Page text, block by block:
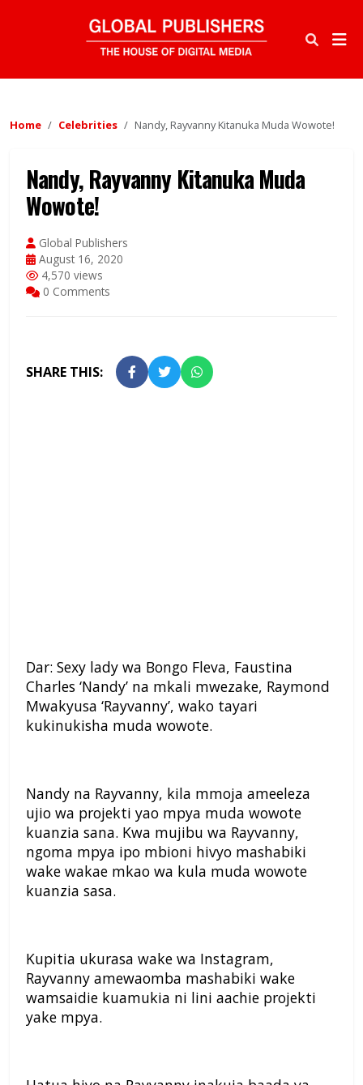
Home Celebrities Nandy, Rayvanny Kitanuka Muda Wowote!
Nandy, Rayvanny Kitanuka Muda
Wowote!
Global Publishers
August 16, 2020
4,570 views
0 Comments
SHARE THIS:
Dar: Sexy lady wa Bongo Fleva, Faustina
Charles ‘Nandy’ na mkali mwezake, Raymond
Mwakyusa ‘Rayvanny’, wako tayari
kukinukisha muda wowote.
Nandy na Rayvanny, kila mmoja ameeleza
ujio wa projekti yao mpya muda wowote
kuanzia sana. Kwa mujibu wa Rayvanny,
ngoma mpya ipo mbioni hivyo mashabiki
wake wakae mkao wa kula muda wowote
kuanzia sasa.
Kupitia ukurasa wake wa Instagram,
Rayvanny amewaomba mashabiki wake
wamsaidie kuamukia ni lini aachie projekti
yake mpya.